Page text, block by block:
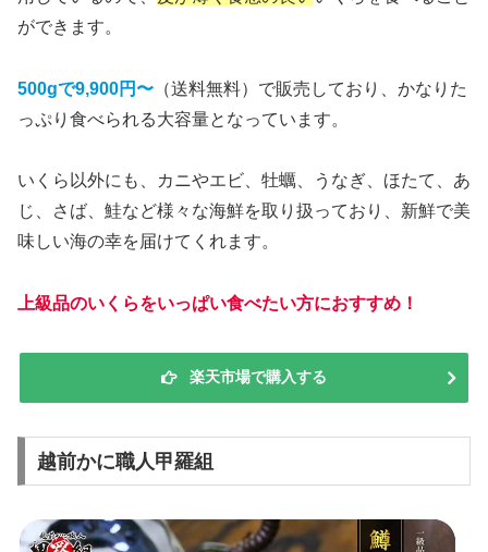
ができます。
500gで9,900円〜 （送料無料）で販売しており、かなりた
っぷり食べられる大容量となっています。
いくら以外にも、カニやエビ、牡蠣、うなぎ、ほたて、あ
じ、さば、鮭など様々な海鮮を取り扱っており、新鮮で美
味しい海の幸を届けてくれます。
上級品のいくらをいっぱい食べたい方におすすめ！
楽天市場で購入する
越前かに職人甲羅組